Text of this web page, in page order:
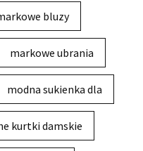
bluzy
markowe ubrania
modna sukienka dla
kurtki damskie